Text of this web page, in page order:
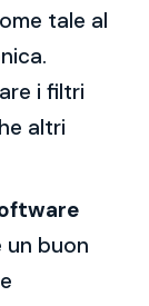
tale al
i filtri
altri
un buon